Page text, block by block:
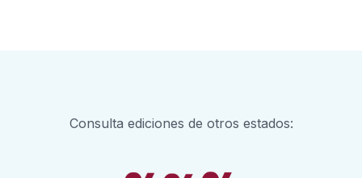
Consulta ediciones de otros estados: